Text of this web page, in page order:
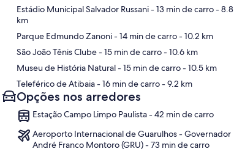
Estádio Municipal Salvador Russani- 13 min de carro- 8.8
km
Parque Edmundo Zanoni- 14 min de carro- 10.2 km
São João Tênis Clube- 15 min de carro- 10.6 km
Museu de História Natural- 15 min de carro- 10.5 km
Teleférico de Atibaia- 16 min de carro- 9.2 km
Opções nos arredores
Estação Campo Limpo Paulista - 42 min de carro
Aeroporto Internacional de Guarulhos - Governador
André Franco Montoro (GRU) - 73 min de carro